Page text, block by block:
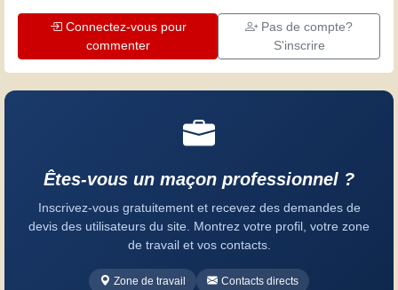
Connectez-vous pour
commenter
Pas de compte?
S'inscrire
Êtes-vous un maçon professionnel ?
Inscrivez-vous gratuitement et recevez des demandes de
devis des utilisateurs du site. Montrez votre profil, votre zone
de travail et vos contacts.
Zone de travail
Contacts directs